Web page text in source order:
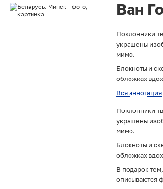
Ван
Поклонники
украшены
мимо.
Блокноты и
обложках
Вся аннотация
Поклонники
украшены
мимо.
Блокноты и
обложках
В подарок
описываются